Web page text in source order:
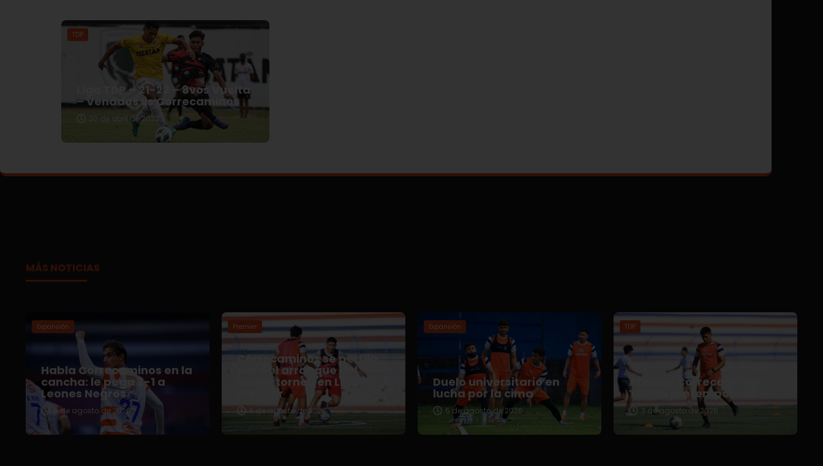
TDP
Liga TDP – 21-22 – 8vos Vuelta
– Venados vs Correcaminos
30 de abril de 2022
MÁS NOTICIAS
Expansión
Habla Correcaminos en la
cancha: le pega 3-1 a
Leones Negros
6 de agosto de 2026
Premier
Correcaminos se perfila
para el arranque del
nuevo torneo en Liga
Premier
5 de agosto de 2026
Expansión
Duelo universitario en
lucha por la cima
5 de agosto de 2026
TDP
Afianza Correcaminos
TDP su pretemporada
3 de agosto de 2026